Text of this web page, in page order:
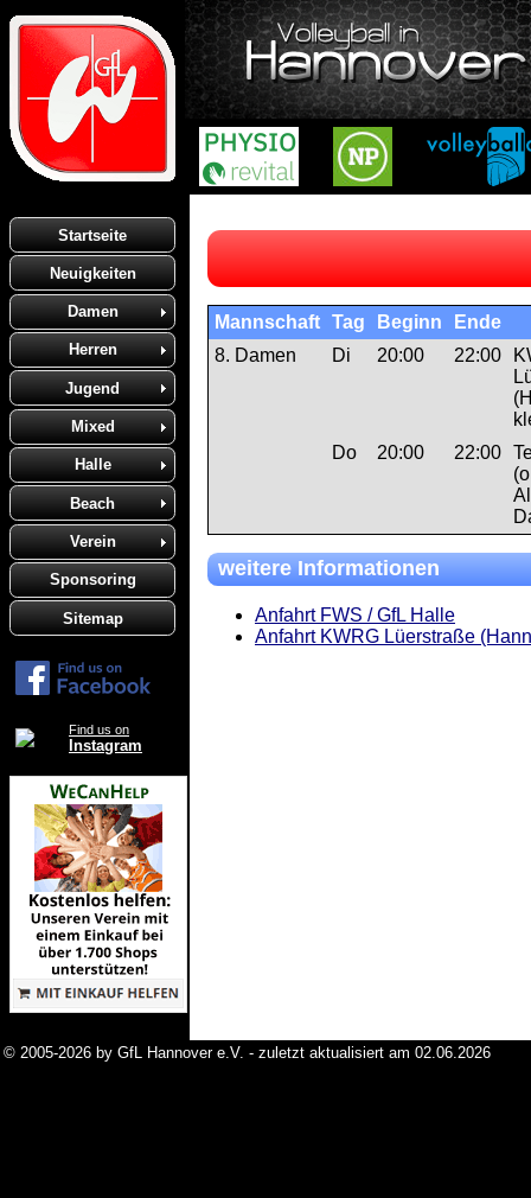
Startseite
Neuigkeiten
Damen
Herren
Jugend
Mixed
Halle
Beach
Verein
Sponsoring
Sitemap
Find us on
Instagram
Mannschaft Tag Beginn
Ende
8. Damen
Di 20:00 22:00
Do
20:00 22:00
weitere Informationen
Anfahrt FWS / GfL Halle
Anfahrt KWRG Lüerstraße
© 2005-2026 by GfL Hannover e.V. - zuletzt aktualisiert am 02.06.2026